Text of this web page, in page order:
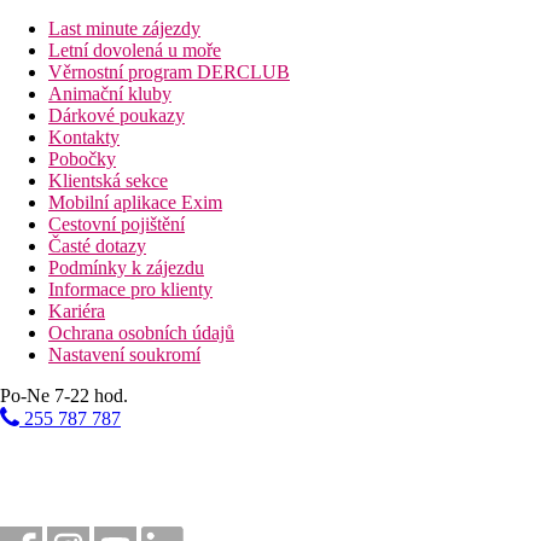
Bazény
Lehátka a slunečníky u bazénu zdarma
Fotogalerie
Last minute zájezdy
Letní dovolená u moře
Věrnostní program DERCLUB
Animační kluby
Dárkové poukazy
Kontakty
Pobočky
Klientská sekce
Mobilní aplikace Exim
Cestovní pojištění
Časté dotazy
Podmínky k zájezdu
Informace pro klienty
Kariéra
Ochrana osobních údajů
Nastavení soukromí
Po-Ne 7-22 hod.
255 787 787